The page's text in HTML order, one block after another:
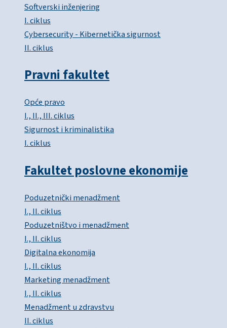
Softverski inženjering
I. ciklus
Cybersecurity - Kibernetička sigurnost
II. ciklus
Pravni fakultet
Opće pravo
I., II., III. ciklus
Sigurnost i kriminalistika
I. ciklus
Fakultet poslovne ekonomije
Poduzetnički menadžment
I., II. ciklus
Poduzetništvo i menadžment
I., II. ciklus
Digitalna ekonomija
I., II. ciklus
Marketing menadžment
I., II. ciklus
Menadžment u zdravstvu
II. ciklus